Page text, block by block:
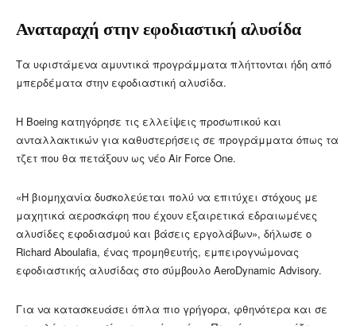
Αναταραχή στην εφοδιαστική αλυσίδα
Τα υφιστάμενα αμυντικά προγράμματα πλήττονται ήδη από
μπερδέματα στην εφοδιαστική αλυσίδα.
Η Boeing κατηγόρησε τις ελλείψεις προσωπικού και
ανταλλακτικών για καθυστερήσεις σε προγράμματα όπως τα
τζετ που θα πετάξουν ως νέο Air Force One.
«Η βιομηχανία δυσκολεύεται πολύ να επιτύχει στόχους με
μαχητικά αεροσκάφη που έχουν εξαιρετικά εδραιωμένες
αλυσίδες εφοδιασμού και βάσεις εργολάβων», δήλωσε ο
Richard Aboulafia, ένας προμηθευτής, εμπειρογνώμονας
εφοδιαστικής αλυσίδας στο σύμβουλο AeroDynamic Advisory.
Για να κατασκευάσει όπλα πιο γρήγορα, φθηνότερα και σε